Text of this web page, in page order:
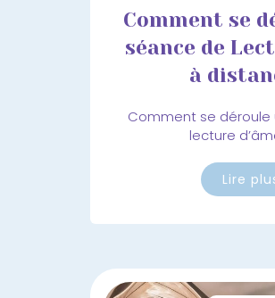
Comment se
séance de
à
Comment se déroule
lecture
Lire